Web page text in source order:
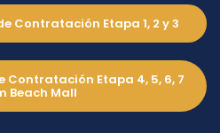
Contratación Etapa 1, 2 y 3
Contratación Etapa 4, 5, 6, 7
Beach Mall
1 –